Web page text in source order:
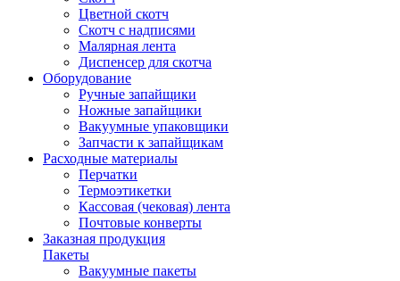
Цветной скотч
Скотч с надписями
Малярная лента
Диспенсер для скотча
Оборудование
Ручные запайщики
Ножные запайщики
Вакуумные упаковщики
Запчасти к запайщикам
Расходные материалы
Перчатки
Термоэтикетки
Кассовая (чековая) лента
Почтовые конверты
Заказная продукция
Пакеты
Вакуумные пакеты